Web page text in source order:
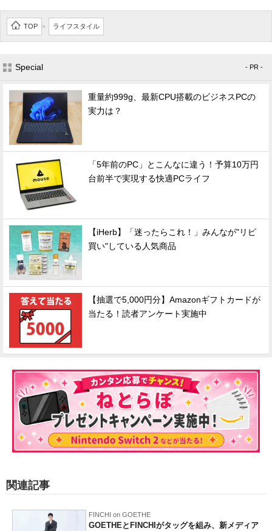
TOP > ライフスタイル
Special - PR -
重量約999g、最新CPU搭載のビジネスPCの
実力は？
「5年前のPC」とこんなに違う！予算10万円
台前半で実現する快適PCライフ
【iHerb】「迷ったらこれ！」みんなが"リピ
買い"している人気商品
【抽選で5,000円分】Amazonギフトカードが
当たる！読者アンケート実施中
関連記事
FINCHI on GOETHE
GOETHEとFINCHIがタッグを組み、新メディア